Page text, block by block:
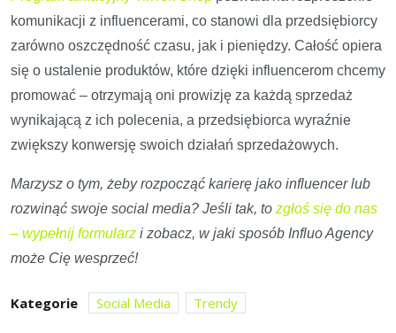
komunikacji z influencerami, co stanowi dla przedsiębiorcy
zarówno oszczędność czasu, jak i pieniędzy. Całość opiera
się o ustalenie produktów, które dzięki influencerom chcemy
promować – otrzymają oni prowizję za każdą sprzedaż
wynikającą z ich polecenia, a przedsiębiorca wyraźnie
zwiększy konwersję swoich działań sprzedażowych.
Marzysz o tym, żeby rozpocząć karierę jako influencer lub
rozwinąć swoje social media? Jeśli tak, to zgłoś się do nas
– wypełnij formularz i zobacz, w jaki sposób Influo Agency
może Cię wesprzeć!
Kategorie Social Media Trendy